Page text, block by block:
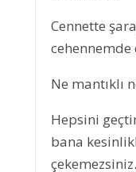
Cennette
cehennemde
Ne mantıklı
Hepsini
bana
çekemezsiniz.